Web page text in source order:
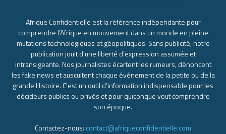
Afrique Confidentielle est la référence indépendante pour
comprendre l’Afrique en mouvement dans un monde en pleine
mutations technologiques et géopolitiques. Sans publicité, notre
publication jouit d’une liberté d’expression assumée et
intransigeante. Nos journalistes écartent les rumeurs, dénoncent
les fake news et auscultent chaque événement de la petite ou de la
grande Histoire. C’est un outil d’information indispensable pour les
décideurs publics ou privés et pour quiconque veut comprendre
son époque.
Contactez-nous: contact@afriqueconfidentielle.com